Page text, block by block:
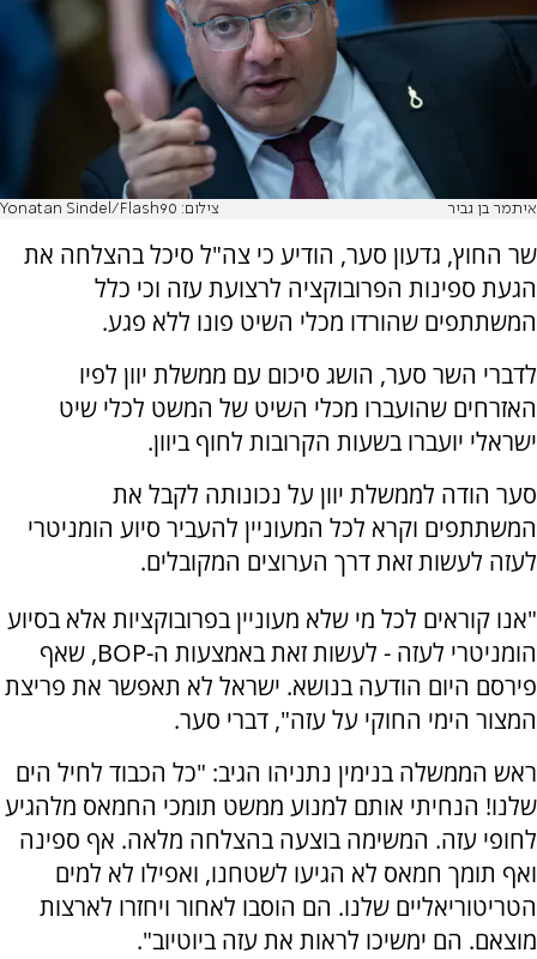
איתמר בן גביר צילום: Yonatan Sindel/Flash90
שר החוץ, גדעון סער, הודיע כי צה"ל סיכל בהצלחה את
הגעת ספינות הפרובוקציה לרצועת עזה וכי כלל
המשתתפים שהורדו מכלי השיט פונו ללא פגע.
לדברי השר סער, הושג סיכום עם ממשלת יוון לפיו
האזרחים שהועברו מכלי השיט של המשט לכלי שיט
ישראלי יועברו בשעות הקרובות לחוף ביוון.
סער הודה לממשלת יוון על נכונותה לקבל את
המשתתפים וקרא לכל המעוניין להעביר סיוע הומניטרי
לעזה לעשות זאת דרך הערוצים המקובלים.
"‏אנו קוראים לכל מי שלא מעוניין בפרובוקציות אלא בסיוע
הומניטרי לעזה - לעשות זאת באמצעות ה-BOP, שאף
פירסם היום הודעה בנושא. ‏ישראל לא תאפשר את פריצת
המצור הימי החוקי על עזה", דברי סער.
ראש הממשלה בנימין נתניהו הגיב: "כל הכבוד לחיל הים
שלנו! הנחיתי אותם למנוע ממשט תומכי החמאס מלהגיע
לחופי עזה. המשימה בוצעה בהצלחה מלאה. אף ספינה
ואף תומך חמאס לא הגיעו לשטחנו, ואפילו לא למים
הטריטוריאליים שלנו. הם הוסבו לאחור ויחזרו לארצות
מוצאם. הם ימשיכו לראות את עזה ביוטיוב".